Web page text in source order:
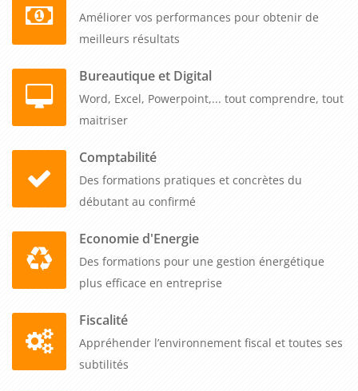
également apprendre comment les évaluations d'entreprise
sont utilisées dans le contexte de la planification fiscale et
En résumé, la formation sur l'évaluation d'une entreprise est
une opportunité incontournable pour les professionnels qui
d'entreprise, à mieux comprendre les différentes méthodes
d'évaluation et à développer leurs capacités à communiquer
efficacement les résultats d'une évaluation d'entreprise à des
Améliorer vos performances pour obtenir de
meilleurs résultats
Bureautique et Digital
Word, Excel, Powerpoint,... tout comprendre, tout
maitriser
Comptabilité
Des formations pratiques et concrètes du
débutant au confirmé
Economie d'Energie
Des formations pour une gestion énergétique
plus efficace en entreprise
Fiscalité
Appréhender l’environnement fiscal et toutes ses
subtilités